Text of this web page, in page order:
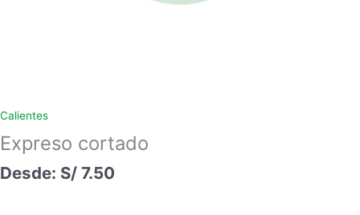
Calientes
Expreso cortado
S/ 7.50